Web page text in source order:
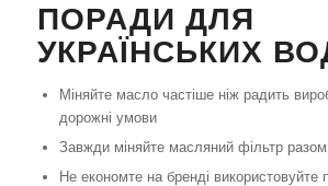
ПОРАДИ ДЛЯ
УКРАЇНСЬКИХ
Міняйте масло частіше ніж радить
дорожні умови
Завжди міняйте масляний фільтр
Не економте на бренді використовуйте